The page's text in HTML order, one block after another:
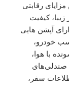
رقابتی
کیفیت
آپشن هایی
خودرو،
با هوا،
صندلی‌های
سفر،